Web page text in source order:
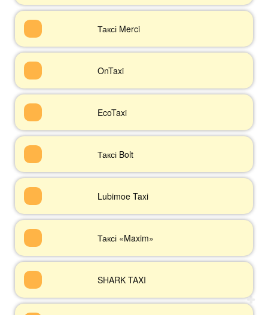
Таксі Merci
OnTaxi
EcoTaxi
Таксі Bolt
Lubimoe Taxi
Таксі «Maxim»
SHARK TAXI